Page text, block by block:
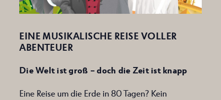
EINE MUSIKALISCHE REISE VOLLER
ABENTEUER
Die Welt ist groß – doch die Zeit ist knapp
Eine Reise um die Erde in 80 Tagen? Kein